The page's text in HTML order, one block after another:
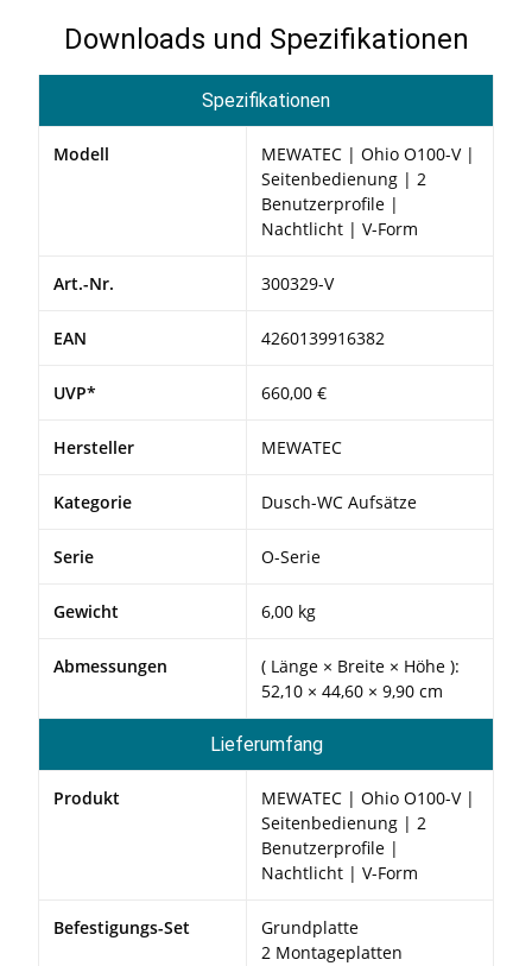
Downloads und Spezifikationen
Spezifikationen
Modell
MEWATEC | Ohio O100-V |
Seitenbedienung | 2
Benutzerprofile |
Nachtlicht | V-Form
Art.-Nr. 300329-V
EAN 4260139916382
UVP* 660,00 €
Hersteller MEWATEC
Kategorie Dusch-WC Aufsätze
Serie O-Serie
Gewicht 6,00 kg
Abmessungen
( Länge × Breite × Höhe ):
52,10 × 44,60 × 9,90 cm
Lieferumfang
Produkt
MEWATEC | Ohio O100-V |
Seitenbedienung | 2
Benutzerprofile |
Nachtlicht | V-Form
Befestigungs-Set
Grundplatte
2 Montageplatten